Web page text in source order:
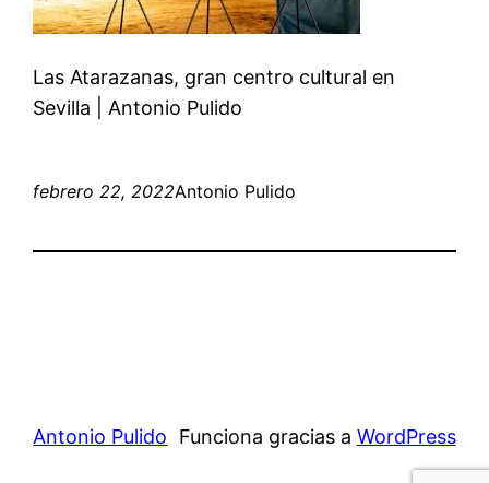
Las Atarazanas, gran centro cultural en
Sevilla | Antonio Pulido
febrero 22, 2022Antonio Pulido
Antonio Pulido Funciona gracias a WordPress